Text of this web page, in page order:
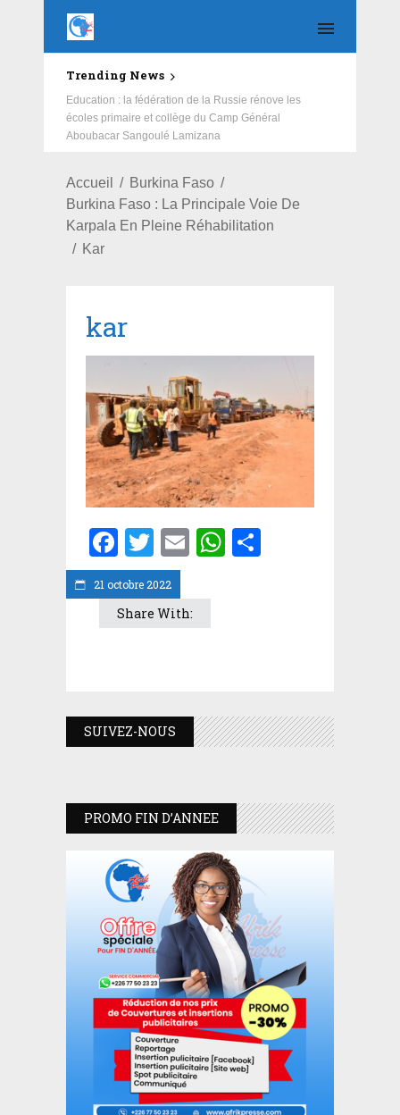
Trending News
Education : la fédération de la Russie rénove les
écoles primaire et collège du Camp Général
Aboubacar Sangoulé Lamizana
Accueil
Burkina Faso
Burkina Faso : La Principale Voie De
Karpala En Pleine Réhabilitation
Kar
21 octobre 2022
kar
Facebook
Twitter
EmailWhatsApp
Share With:
SUIVEZ-NOUS
PROMO FIN D’ANNEE